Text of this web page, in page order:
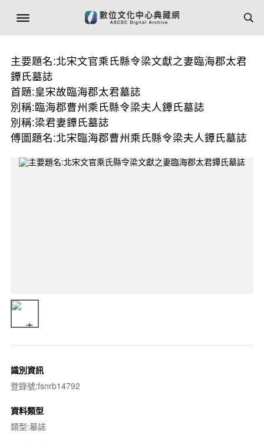
主要題名:北宋文官乘氏縣令梁文獻之妻臨海郡太君
鐔氏墓誌
首題:皇宋故臨海郡太君墓誌
別稱:臨海郡曹州乘氏縣令梁夫人鐔氏墓誌
別稱:梁君妻鐔氏墓誌
傅圖題名:北宋臨海郡曹州乘氏縣令梁夫人鐔氏墓誌
識別資訊
登錄號:fsnrb14792
資料類型
類型:墓誌